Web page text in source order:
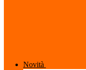
Novità